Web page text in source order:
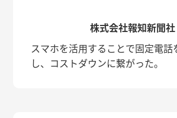
株式会社報知新聞社
スマホを活用することで固定電話
し、コストダウンに繋がった。